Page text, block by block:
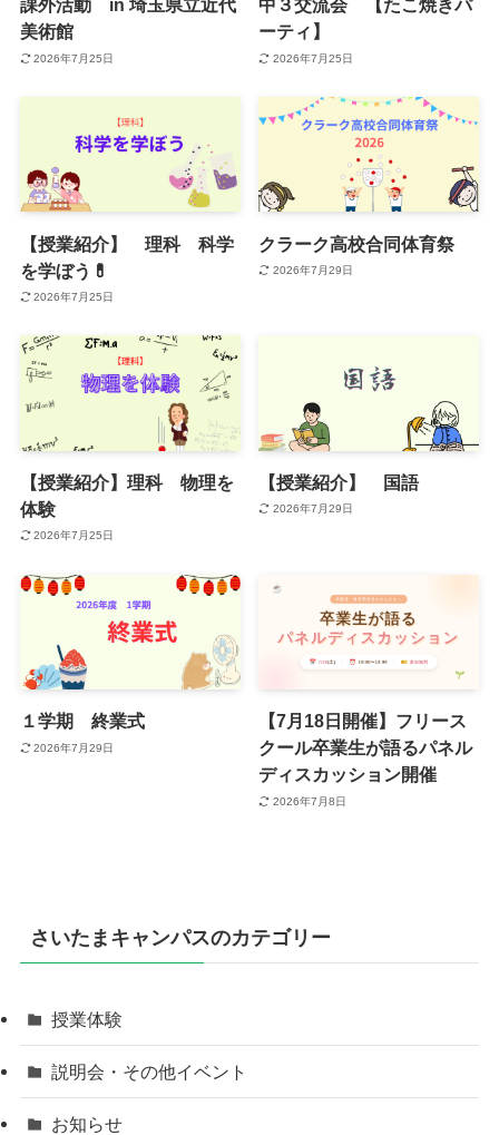
課外活動 in 埼玉県立近代
美術館
2026年7月25日
中３交流会 【たこ焼きパ
ーティ】
2026年7月25日
【授業紹介】 理科 科学
を学ぼう💊
2026年7月25日
クラーク高校合同体育祭
2026年7月29日
【授業紹介】理科 物理を
体験
2026年7月25日
【授業紹介】 国語
2026年7月29日
１学期 終業式
2026年7月29日
【7月18日開催】フリース
クール卒業生が語るパネル
ディスカッション開催
2026年7月8日
さいたまキャンパスのカテゴリー
授業体験
説明会・その他イベント
お知らせ